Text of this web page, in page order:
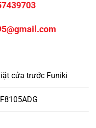
cửa trước Funiki